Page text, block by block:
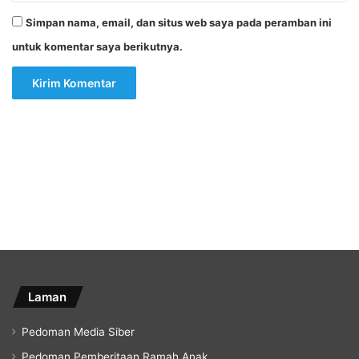
Simpan nama, email, dan situs web saya pada peramban ini
untuk komentar saya berikutnya.
Laman
Pedoman Media Siber